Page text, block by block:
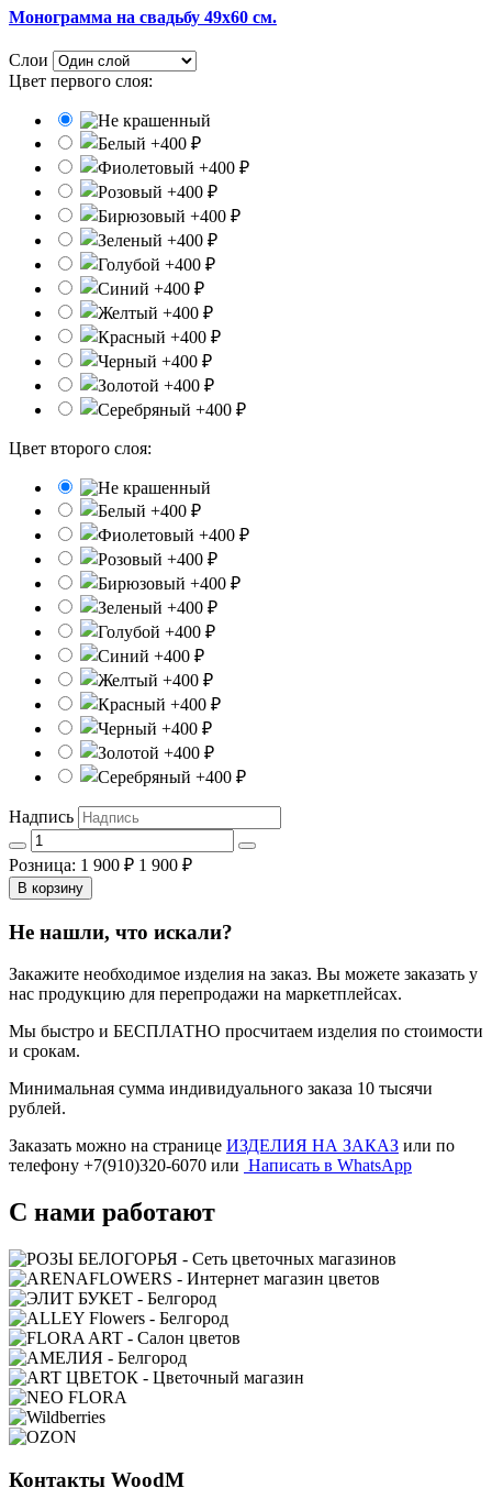
Монограмма на свадьбу 49x60 см.
Слои
Цвет первого слоя:
Цвет второго слоя:
Надпись
Розница: 1 900 ₽ 1 900 ₽
В корзину
Не нашли, что искали?
Закажите необходимое изделия на заказ. Вы можете заказать у
нас продукцию для перепродажи на маркетплейсах.
Мы быстро и БЕСПЛАТНО просчитаем изделия по стоимости
и срокам.
Минимальная сумма индивидуального заказа 10 тысячи
рублей.
Заказать можно на странице ИЗДЕЛИЯ НА ЗАКАЗ или по
телефону +7(910)320-6070 или Написать в WhatsApp
С нами работают
Контакты WoodM